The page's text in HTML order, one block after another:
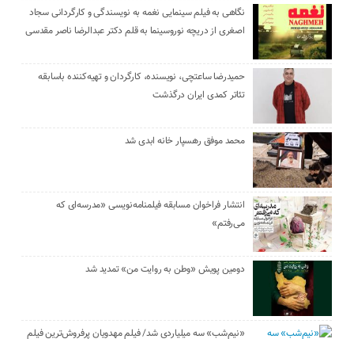
نگاهی به فیلم سینمایی نغمه به نویسندگی و کارگردانی سجاد
اصغری از دریچه نوروسینما به قلم دکتر عبدالرضا ناصر مقدسی
حمیدرضا ساعتچی، نویسنده، کارگردان و تهیه‌کننده باسابقه
تئاتر کمدی ایران درگذشت
محمد موفق رهسپار خانه ابدی شد
انتشار فراخوان مسابقه فیلمنامه‌نویسی «مدرسه‌ای که
می‌رفتم»
دومین پویش «وطن به روایت من» تمدید شد
«نیم‌شب» سه میلیاردی شد/ فیلم مهدویان پرفروش‌ترین فیلم